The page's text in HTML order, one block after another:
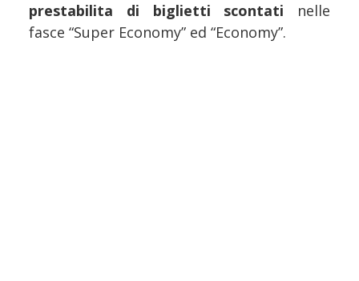
prestabilita di biglietti scontati nelle
fasce “Super Economy” ed “Economy”.